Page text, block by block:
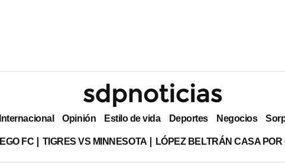
Internacional Opinión Estilo de vida Deportes Negocios
FC TIGRES VS MINNESOTA LÓPEZ BELTRÁN CASA POR